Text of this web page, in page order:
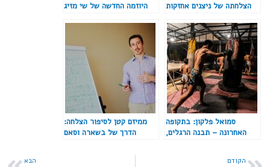
הצלחתה של ניצנים אחזקות
היוזמה החדשה של שי מזיג
סמואל פלקון: בתקופה
האחרונה – תבנה הרגלים,
ממיזם קטן לסיפור הצלחה:
הדרך של בשארה וסאם
הקודם הבא